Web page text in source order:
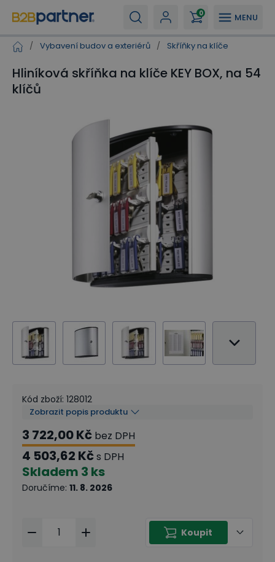
MENU
0
/ Vybavení budov a exteriérů / Skříňky na klíče
Hliníková skříňka na klíče KEY BOX, na 54
klíčů
Kód zboží: 128012
Zobrazit popis produktu
3 722,00 Kč bez DPH
4 503,62 Kčs DPH
Skladem 3 ks
Doručíme: 11. 8. 2026
Koupit